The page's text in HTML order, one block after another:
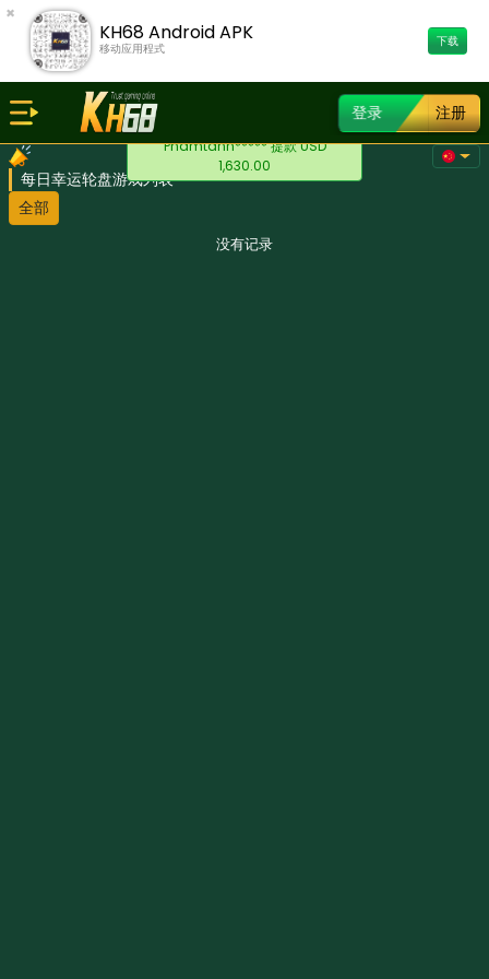
×
KH68 Android APK
移动应用程式 下载
登录 注册
Phamtanh***** 提款 USD
1,630.00
每日幸运轮盘游戏列表
全部
没有记录